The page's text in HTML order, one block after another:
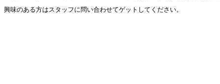
興味のある方はスタッフに問い合わせてゲットしてください。